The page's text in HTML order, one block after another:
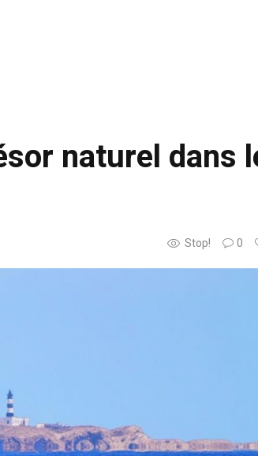
naturel dans
Stop! 0